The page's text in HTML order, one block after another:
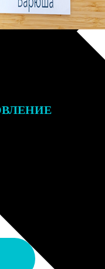
с трек-номером для